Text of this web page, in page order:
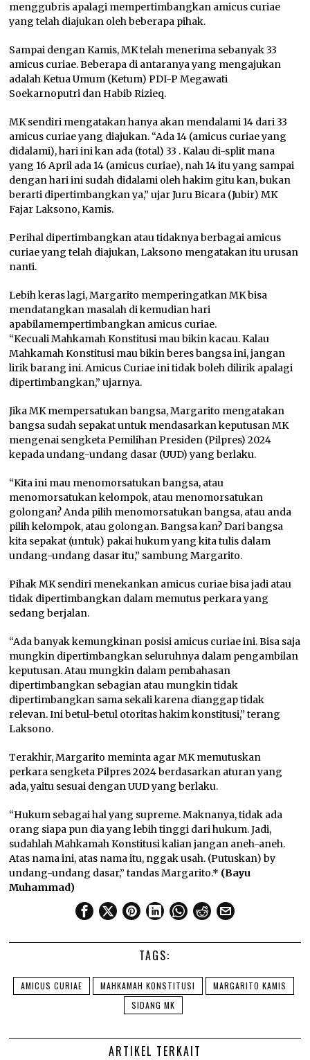
menggubris apalagi mempertimbangkan amicus curiae
yang telah diajukan oleh beberapa pihak.
Sampai dengan Kamis, MK telah menerima sebanyak 33
amicus curiae. Beberapa di antaranya yang mengajukan
adalah Ketua Umum (Ketum) PDI-P Megawati
Soekarnoputri dan Habib Rizieq.
MK sendiri mengatakan hanya akan mendalami 14 dari 33
amicus curiae yang diajukan. “Ada 14 (amicus curiae yang
didalami), hari ini kan ada (total) 33 . Kalau di-split mana
yang 16 April ada 14 (amicus curiae), nah 14 itu yang sampai
dengan hari ini sudah didalami oleh hakim gitu kan, bukan
berarti dipertimbangkan ya,” ujar Juru Bicara (Jubir) MK
Fajar Laksono, Kamis.
Perihal dipertimbangkan atau tidaknya berbagai amicus
curiae yang telah diajukan, Laksono mengatakan itu urusan
nanti.
Lebih keras lagi, Margarito memperingatkan MK bisa
mendatangkan masalah di kemudian hari
apabilamempertimbangkan amicus curiae.
“Kecuali Mahkamah Konstitusi mau bikin kacau. Kalau
Mahkamah Konstitusi mau bikin beres bangsa ini, jangan
lirik barang ini. Amicus Curiae ini tidak boleh dilirik apalagi
dipertimbangkan,” ujarnya.
Jika MK mempersatukan bangsa, Margarito mengatakan
bangsa sudah sepakat untuk mendasarkan keputusan MK
mengenai sengketa Pemilihan Presiden (Pilpres) 2024
kepada undang-undang dasar (UUD) yang berlaku.
“Kita ini mau menomorsatukan bangsa, atau
menomorsatukan kelompok, atau menomorsatukan
golongan? Anda pilih menomorsatukan bangsa, atau anda
pilih kelompok, atau golongan. Bangsa kan? Dari bangsa
kita sepakat (untuk) pakai hukum yang kita tulis dalam
undang-undang dasar itu,” sambung Margarito.
Pihak MK sendiri menekankan amicus curiae bisa jadi atau
tidak dipertimbangkan dalam memutus perkara yang
sedang berjalan.
“Ada banyak kemungkinan posisi amicus curiae ini. Bisa saja
mungkin dipertimbangkan seluruhnya dalam pengambilan
keputusan. Atau mungkin dalam pembahasan
dipertimbangkan sebagian atau mungkin tidak
dipertimbangkan sama sekali karena dianggap tidak
relevan. Ini betul-betul otoritas hakim konstitusi,” terang
Laksono.
Terakhir, Margarito meminta agar MK memutuskan
perkara sengketa Pilpres 2024 berdasarkan aturan yang
ada, yaitu sesuai dengan UUD yang berlaku.
“Hukum sebagai hal yang supreme. Maknanya, tidak ada
orang siapa pun dia yang lebih tinggi dari hukum. Jadi,
sudahlah Mahkamah Konstitusi kalian jangan aneh-aneh.
Atas nama ini, atas nama itu, nggak usah. (Putuskan) by
undang-undang dasar,” tandas Margarito.* (Bayu
Muhammad)
TAGS:
AMICUS CURIAE MAHKAMAH KONSTITUSI
MARGARITO KAMIS
SIDANG MK
ARTIKEL TERKAIT